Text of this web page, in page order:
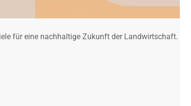
für eine nachhaltige Zukunft der Landwirtschaft.